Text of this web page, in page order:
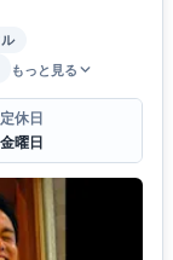
もっと見る
定休日
金曜日